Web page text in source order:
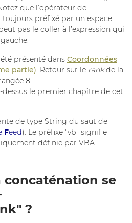
que l’opérateur de
préfixé par un espace
pas le coller à l’expression qui
présenté dans Coordonnées
partie), Retour sur le rankde la
8.
dessus le premier chapître de cet
de type String du saut de
Feed). Le préfixe "vb" signifie
définie par VBA.
concaténation se
?